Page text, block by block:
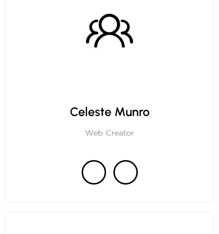
Celeste Munro
Web Creator